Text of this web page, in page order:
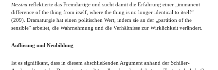
Messina reflektierte das Fremdartige und sucht damit die Erfahrung einer „immanent
difference of the thing from itself, where the thing is no longer identical to itself“
(209). Dramaturgie hat einen politischen Wert, indem sie an der „partition of the
sensible“ arbeitet, die Wahrnehmung und die Verhältnisse zur Wirklichkeit verändert.
Auflösung und Neubildung
Ist es signifikant, dass in diesem abschließenden Argument anhand der Schiller-